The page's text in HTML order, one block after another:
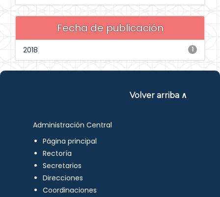
Fecha de publicación
1
2018
Volver arriba ∧
Administración Central
Página principal
Rectoría
Secretarios
Direcciones
Coordinaciones